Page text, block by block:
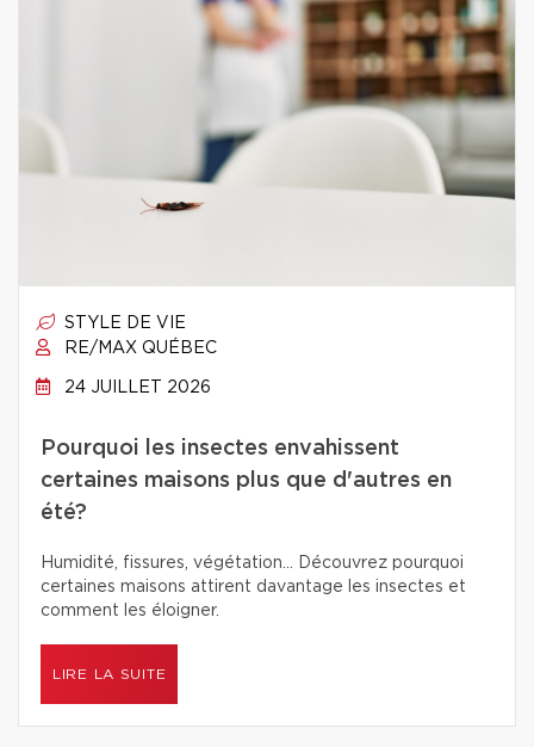
STYLE DE VIE
RE/MAX QUÉBEC
24 JUILLET 2026
Pourquoi les insectes envahissent
certaines maisons plus que d'autres en
été?
Humidité, fissures, végétation… Découvrez pourquoi
certaines maisons attirent davantage les insectes et
comment les éloigner.
LIRE LA SUITE